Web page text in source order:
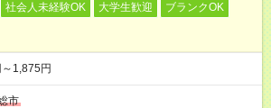
社会人未経験OK 大学生歓迎
ブランクOK
1,875円
市